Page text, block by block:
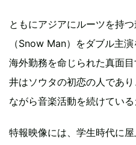
ともにアジアにルーツを持
（Snow Man）をダブル主
海外勤務を命じられた真面
井はソウタの初恋の人であ
ながら音楽活動を続けている
特報映像には、学生時代に